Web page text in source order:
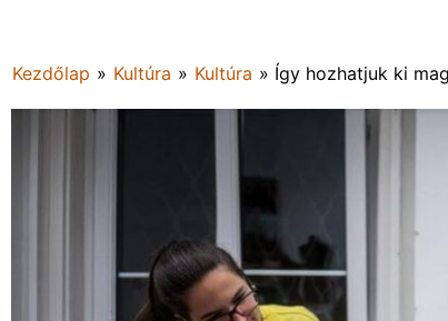
Kezdőlap » Kultúra » Kultúra » Így hozhatjuk ki